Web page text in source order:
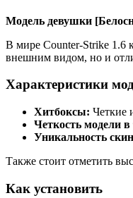
Модель девушки
В мире Counter-Strike 1.6
внешним видом, но и
Характеристики
Хитбоксы: Четкие
Четкость модели в
Уникальность
Также стоит отметить
Как установить